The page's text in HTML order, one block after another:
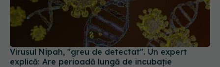
Virusul Nipah, "greu de detectat". Un expert
explică: Are perioadă lungă de incubație